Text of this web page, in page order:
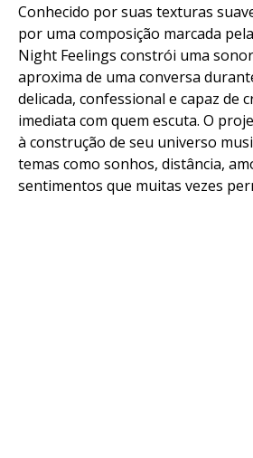
Conhecido por suas texturas
por uma composição marcada
Night Feelings constrói uma
aproxima de uma conversa
delicada, confessional e capaz de
imediata com quem escuta. O
à construção de seu universo
temas como sonhos, distância,
sentimentos que muitas vezes